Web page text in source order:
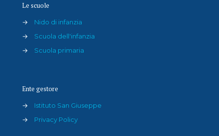
Le scuole
→
Nido di infanzia
→
Scuola dell'infanzia
→
Scuola primaria
Ente gestore
→
Istituto San Giuseppe
→
Privacy Policy